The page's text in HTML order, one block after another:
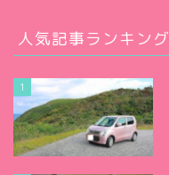
人気記事ランキング
1